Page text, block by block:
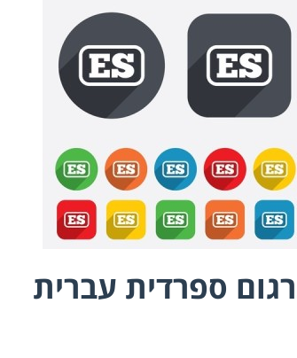
ספרדית עברית